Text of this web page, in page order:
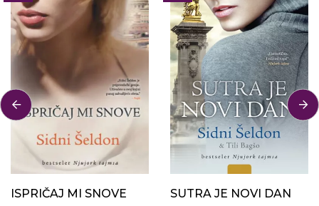
ISPRIČAJ MI SNOVE
SUTRA JE NOVI DAN